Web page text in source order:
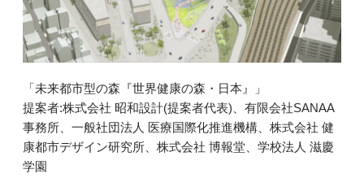
「未来都市型の森『世界健康の森・日本』」
提案者:株式会社 昭和設計(提案者代表)、有限会社SANAA
事務所、一般社団法人 医療国際化推進機構、株式会社 健
康都市デザイン研究所、株式会社 博報堂、学校法人 滋慶
学園